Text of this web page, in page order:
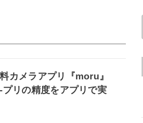
カメラアプリ『moru』
リの精度をアプリで実